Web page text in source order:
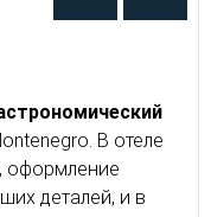
В отеле
, оформление
деталей, и в